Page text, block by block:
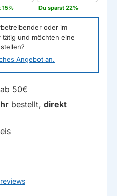
15% Du sparst 22%
oder im
und möchten eine
Angebot an.
ab 50€
bestellt, direkt